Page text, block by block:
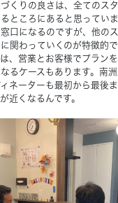
くりの良さは、全てのス
ところにあると思ってい
口になるのですが、他の
関わっていくのが特徴的で
、営業とお客様でプラン
るケースもあります。南
ネーターも最初から最後
近くなるんです。